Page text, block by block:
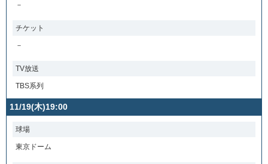
－
チケット
－
TV放送
TBS系列
11/19(木)19:00
球場
東京ドーム